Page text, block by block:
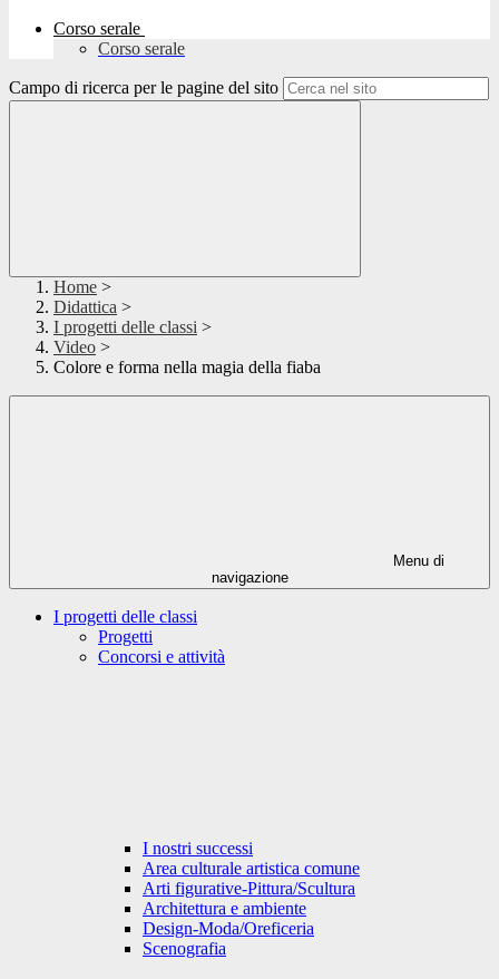
Corso serale
Corso serale
Campo di ricerca per le pagine del sito
Home >
Didattica >
I progetti delle classi >
Video >
Colore e forma nella magia della fiaba
Menu di
navigazione
I progetti delle classi
Progetti
Concorsi e attività
I nostri successi
Area culturale artistica comune
Arti figurative-Pittura/Scultura
Architettura e ambiente
Design-Moda/Oreficeria
Scenografia